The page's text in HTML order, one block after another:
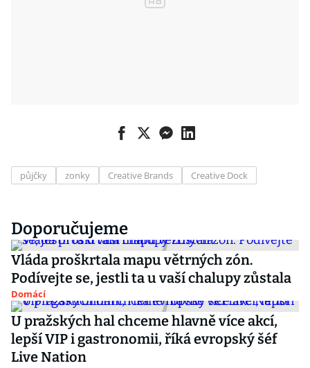
půjčky zonky Creative Brands Creative Dock
Doporučujeme
Vláda proškrtala mapu větrných zón.
Podívejte se, jestli ta u vaší chalupy zůstala
Domácí
U pražských hal chceme hlavně více akcí,
lepší VIP i gastronomii, říká evropský šéf
Live Nation